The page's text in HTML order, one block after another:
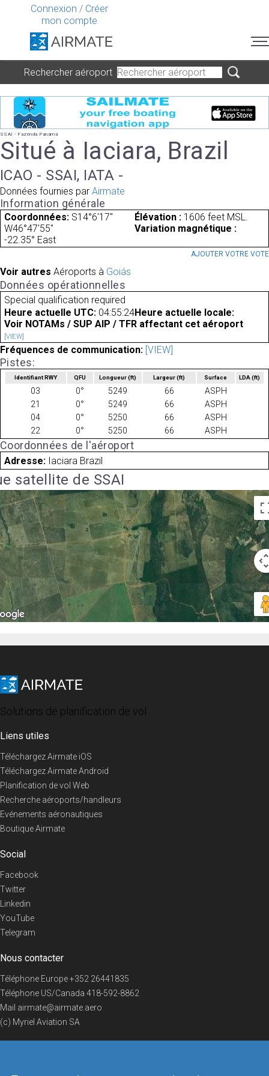
Connexion / Créer
mon compte
Rechercher aéroport
SSAI - Fazenda Panamá
Situé à Iaciara, Brazil
ICAO - SSAI, IATA -
Données fournies par Airmate
Information générale
Coordonnées: S14°6'17"
W46°47'55"
Élévation : 1606 feet MSL.
Variation magnétique :
-22.35° East
AJOUTER VOTRE VOTE
Voir autres Aéroports à Goiás
Données opérationnelles
Special qualification required
Heure actuelle UTC: 04:55:24Heure actuelle locale:
Voir NOTAMs / SUP AIP / TFR affectant cet aéroport
[VIEW]
Fréquences de communication: [VIEW]
Pistes:
Identifiant RWY QFU Longueur(ft) Largeur(ft) Surface LDA(ft)
03 0° 5249 66
ASPH
21
0° 5249 66
ASPH
04
0° 5250 66
ASPH
22
0° 5250 66 ASPH
Coordonnées de l'aéroport
Adresse: Iaciara Brazil
satellite de SSAI
Solutions de planification de vol
Liens utiles
Téléchargez Airmate iOS
Téléchargez Airmate Android
Planification de vol Web
Recherche aéroports/handleurs
Evénements aéronautiques
Boutique Airmate
Social
Facebook
Twitter
Linkedin
YouTube
Telegram
Nous contacter
Téléphone Europe+352 26441835
Téléphone US/Canada 418-592-8862
Mail airmate@airmate.aero
(c) Myriel Aviation SA